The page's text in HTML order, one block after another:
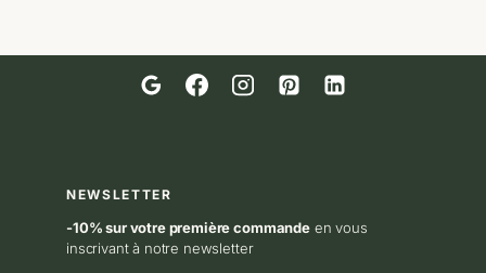
NEWSLETTER
-10% sur votre première commandeen vous
inscrivant à notre newsletter